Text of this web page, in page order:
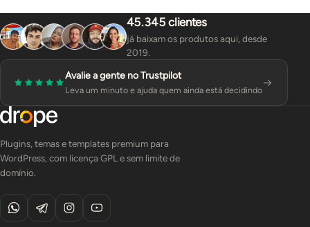
45.345 clientes
já baixam os produtos aqui, desde
2019.
Avalie a gente no Trustpilot
Leva um minuto e ajuda quem ainda está decidindo
Plugins, temas e templates premium para
WordPress, com licença GPL e sem limite de
domínio.